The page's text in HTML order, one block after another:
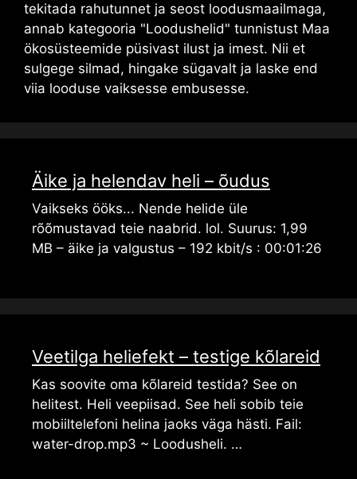
tekitada rahutunnet ja seost loodusmaailmaga,
annab kategooria "Loodushelid" tunnistust Maa
ökosüsteemide püsivast ilust ja imest. Nii et
sulgege silmad, hingake sügavalt ja laske end
viia looduse vaiksesse embusesse.
Äike ja helendav heli – õudus
Vaikseks ööks... Nende helide üle
rõõmustavad teie naabrid. lol. Suurus: 1,99
MB – äike ja valgustus – 192 kbit/s : 00:01:26
Veetilga heliefekt – testige kõlareid
Kas soovite oma kõlareid testida? See on
helitest. Heli veepiisad. See heli sobib teie
mobiiltelefoni helina jaoks väga hästi. Fail:
water-drop.mp3 ~ Loodusheli. …